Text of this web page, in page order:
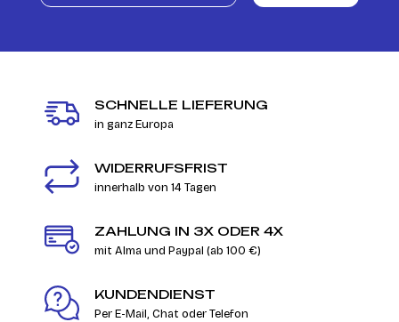
SCHNELLE LIEFERUNG
in ganz Europa
WIDERRUFSFRIST
innerhalb von 14 Tagen
ZAHLUNG IN 3X ODER 4X
mit Alma und Paypal (ab 100 €)
KUNDENDIENST
Per E-Mail, Chat oder Telefon